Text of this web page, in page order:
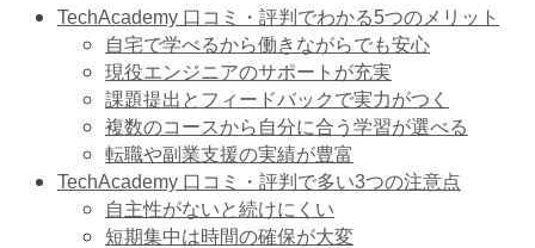
TechAcademy 口コミ・評判でわかる5つのメリット
自宅で学べるから働きながらでも安心
現役エンジニアのサポートが充実
課題提出とフィードバックで実力がつく
複数のコースから自分に合う学習が選べる
転職や副業支援の実績が豊富
TechAcademy 口コミ・評判で多い3つの注意点
自主性がないと続けにくい
短期集中は時間の確保が大変